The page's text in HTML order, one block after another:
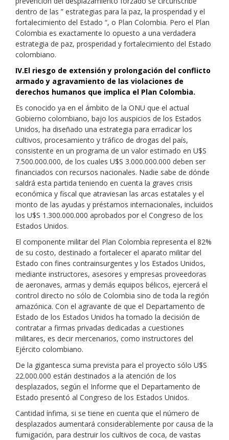
dentro de las ” estrategias para la paz, la prosperidad y el
fortalecimiento del Estado “, o Plan Colombia. Pero el Plan
Colombia es exactamente lo opuesto a una verdadera
estrategia de paz, prosperidad y fortalecimiento del Estado
colombiano.
IV.El riesgo de extensión y prolongación del conflicto
armado y agravamiento de las violaciones de
derechos humanos que implica el Plan Colombia.
Es conocido ya en el ámbito de la ONU que el actual
Gobierno colombiano, bajo los auspicios de los Estados
Unidos, ha diseñado una estrategia para erradicar los
cultivos, procesamiento y tráfico de drogas del país,
consistente en un programa de un valor estimado en U$S
7.500.000.000, de los cuales U$S 3.000.000.000 deben ser
financiados con recursos nacionales. Nadie sabe de dónde
saldrá esta partida teniendo en cuenta la graves crisis
económica y fiscal que atraviesan las arcas estatales y el
monto de las ayudas y préstamos internacionales, incluidos
los U$S 1.300.000.000 aprobados por el Congreso de los
Estados Unidos.
El componente militar del Plan Colombia representa el 82%
de su costo, destinado a fortalecer el aparato militar del
Estado con fines contrainsurgentes y los Estados Unidos,
mediante instructores, asesores y empresas proveedoras
de aeronaves, armas y demás equipos bélicos, ejercerá el
control directo no sólo de Colombia sino de toda la región
amazónica. Con el agravante de que el Departamento de
Estado de los Estados Unidos ha tomado la decisión de
contratar a firmas privadas dedicadas a cuestiones
militares, es decir mercenarios, como instructores del
Ejército colombiano.
De la gigantesca suma prevista para el proyecto sólo U$S
22.000.000 están destinados a la atención de los
desplazados, según el Informe que el Departamento de
Estado presentó al Congreso de los Estados Unidos.
Cantidad ínfima, si se tiene en cuenta que el número de
desplazados aumentará considerablemente por causa de la
fumigación, para destruir los cultivos de coca, de vastas